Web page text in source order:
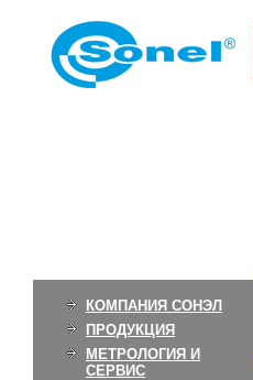
КОМПАНИЯ СОНЭЛ
ПРОДУКЦИЯ
МЕТРОЛОГИЯ И
СЕРВИС